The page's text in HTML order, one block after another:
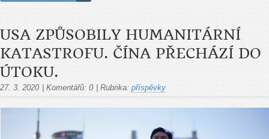
USA ZPŮSOBILY HUMANITÁRNÍ
KATASTROFU. ČÍNA PŘECHÁZÍ DO
ÚTOKU.
27. 3. 2020 Komentářů: 0 Rubrika: příspěvky